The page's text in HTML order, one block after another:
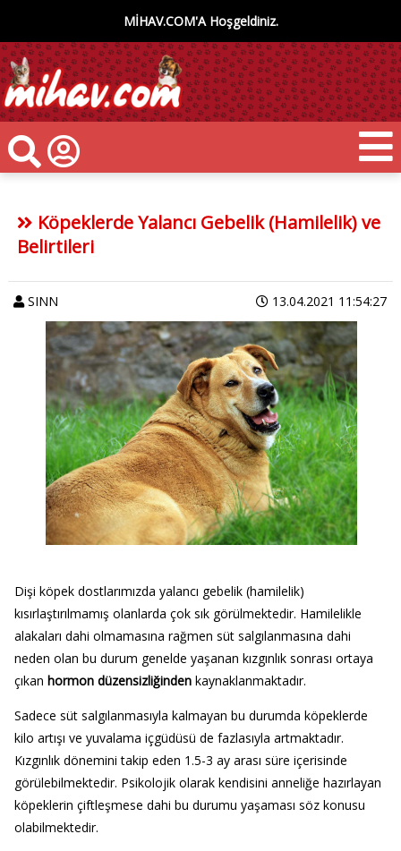
MİHAV.COM'A Hoşgeldiniz.
Köpeklerde Yalancı Gebelik (Hamilelik) ve
Belirtileri
SINN 13.04.2021 11:54:27
Dişi köpek dostlarımızda yalancı gebelik (hamilelik)
kısırlaştırılmamış olanlarda çok sık görülmektedir. Hamilelikle
alakaları dahi olmamasına rağmen süt salgılanmasına dahi
neden olan bu durum genelde yaşanan kızgınlık sonrası ortaya
çıkan hormon düzensizliğindenkaynaklanmaktadır.
Sadece süt salgılanmasıyla kalmayan bu durumda köpeklerde
kilo artışı ve yuvalama içgüdüsü de fazlasıyla artmaktadır.
Kızgınlık dönemini takip eden 1.5-3 ay arası süre içerisinde
görülebilmektedir. Psikolojik olarak kendisini anneliğe hazırlayan
köpeklerin çiftleşmese dahi bu durumu yaşaması söz konusu
olabilmektedir.